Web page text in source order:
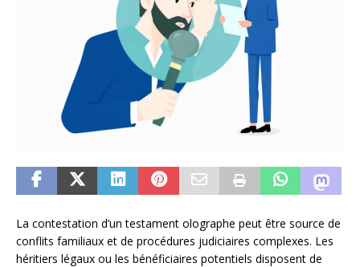
La contestation d’un testament olographe peut être source de
conflits familiaux et de procédures judiciaires complexes. Les
héritiers légaux ou les bénéficiaires potentiels disposent de